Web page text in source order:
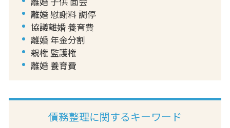
離婚 慰謝料 調停
協議離婚 養育費
離婚 年金分割
親権 監護権
離婚 養育費
債務整理に関するキーワード